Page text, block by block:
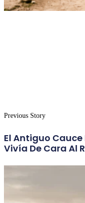
Previous Story
El Antiguo
Vivía De Cara Al